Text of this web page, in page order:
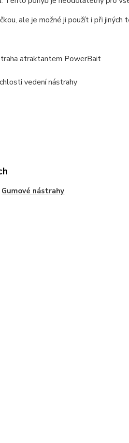
ale je možné ji použít i při jiných
atraktantem PowerBait
vedení nástrahy
Gumové nástrahy